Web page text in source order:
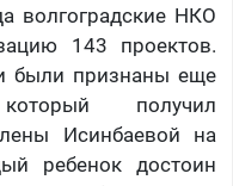
волгоградские НКО
143 проектов.
были признаны еще
получил
Исинбаевой на
ребенок достоин